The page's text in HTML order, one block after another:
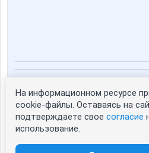
сейчас просматривают портрет - 0
зарегистрированные пользователи
посетившие портрет за 7 дней - 0
На информационном ресурсе
cookie-файлы. Оставаясь на
подтверждаете свое согласие
использование.